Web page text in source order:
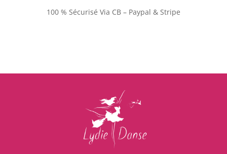
100 % Sécurisé Via CB – Paypal & Stripe